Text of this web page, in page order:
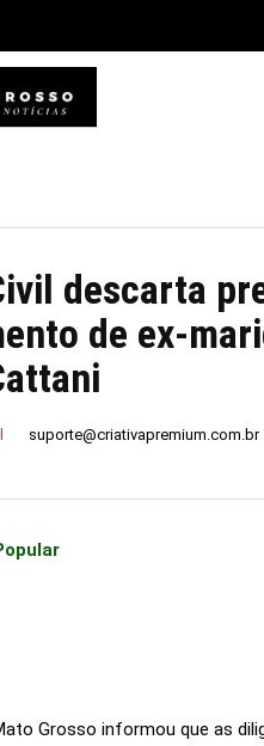
descarta
de ex-
suporte@criativapremium.com.br
Grosso informou que as